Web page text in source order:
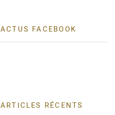
ACTUS FACEBOOK
ARTICLES RÉCENTS